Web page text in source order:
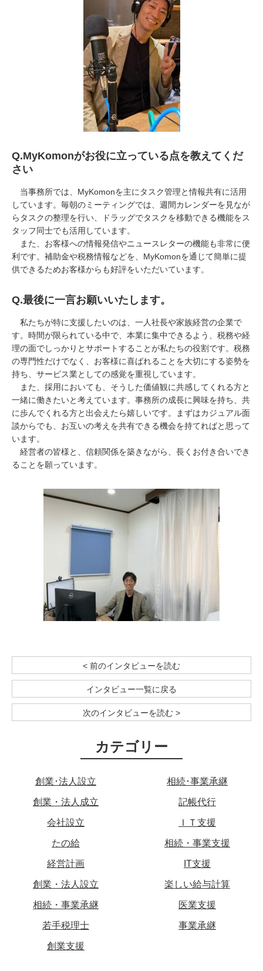
Q.MyKomonがお役に立っている点を教えてくだ
さい
当事務所では、 MyKomonを主にタスク管理と情報共有に活用
しています。毎朝のミーティングでは、週間カレンダーを見なが
らタスクの整理を行い、ドラッグでタスクを移動できる機能をス
タッフ同士でも活用しています。
また、お客様への情報発信やニュースレターの機能も非常に便
利です。補助金や税務情報などを、 MyKomonを通じて簡単に提
供できるためお客様からも好評をいただいています。
Q.最後に一言お願いいたします。
私たちが特に支援したいのは、一人社長や家族経営の企業で
す。時間が限られている中で、本業に集中できるよう、税務や経
理の面でしっかりとサポートすることが私たちの役割です。税務
の専門性だけでなく、お客様に喜ばれることを大切にする姿勢を
持ち、サービス業としての感覚を重視しています。
また、採用においても、そうした価値観に共感してくれる方と
一緒に働きたいと考えています。事務所の成長に興味を持ち、共
に歩んでくれる方と出会えたら嬉しいです。まずはカジュアル面
談からでも、お互いの考えを共有できる機会を持てればと思って
います。
経営者の皆様と、信頼関係を築きながら、長くお付き合いでき
ることを願っています。
< 前のインタビューを読む
インタビュー一覧に戻る
次のインタビューを読む >
カテゴリー
創業･法人設立 相続･事業承継
創業・法人成立 記帳代行
会社設立 ＩＴ支援
たの給 相続・事業支援
経営計画 IT支援
創業・法人設立 楽しい給与計算
相続・事業承継 医業支援
若手税理士 事業承継
創業支援